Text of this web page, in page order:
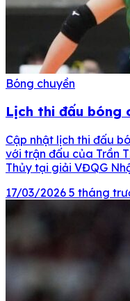
Bóng chuyền
Lịch thi đấu bóng
Cập nhật lịch thi đấu
với trận đấu của Trần
Thủy tại giải VĐQG
nữ Nhật Bản Lịch thi
17/03/2026 5 tháng